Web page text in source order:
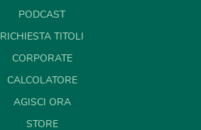
PODCAST
RICHIESTA TITOLI
CORPORATE
CALCOLATORE
AGISCI ORA
STORE